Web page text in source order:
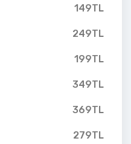
149TL
249TL
199TL
349TL
369TL
279TL